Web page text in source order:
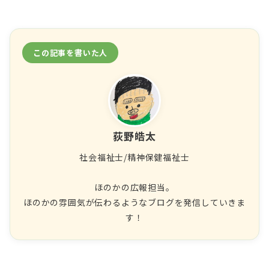
この記事を書いた人
荻野皓太
社会福祉士/精神保健福祉士
ほのかの広報担当。
ほのかの雰囲気が伝わるようなブログを発信していきま
す！